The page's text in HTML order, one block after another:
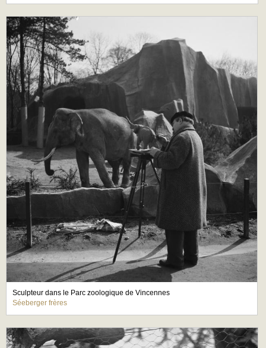
Sculpteur dans le Parc zoologique de Vincennes
Séeberger frères